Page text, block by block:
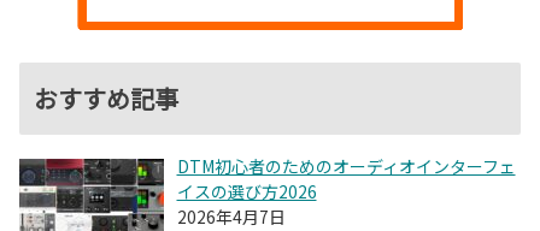
おすすめ記事
DTM初心者のためのオーディオインターフェ
イスの選び方2026
2026年4月7日